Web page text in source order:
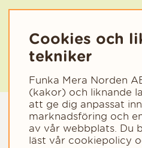
Cookies och
tekniker
Funka Mera Norden
(kakor) och liknande
att ge dig anpassat
marknadsföring och
av vår webbplats. Du
läst vår cookiepolicy